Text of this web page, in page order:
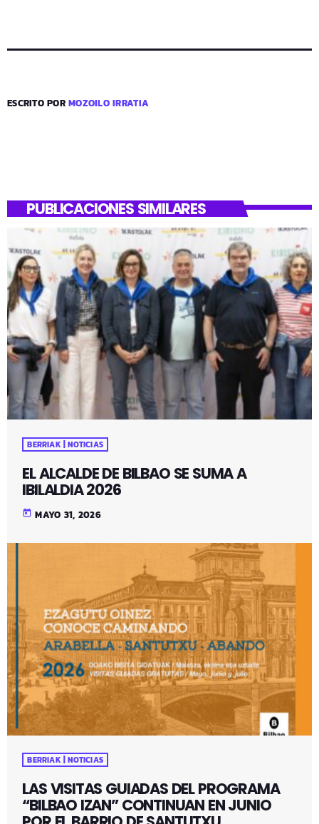
ESCRITO PORMOZOILO IRRATIA
PUBLICACIONES SIMILARES
BERRIAK | NOTICIAS
EL ALCALDE DE BILBAO SE SUMA A
IBILALDIA 2026
today MAYO 31, 2026
BERRIAK | NOTICIAS
LAS VISITAS GUIADAS DEL PROGRAMA
“BILBAO IZAN” CONTINUAN EN JUNIO